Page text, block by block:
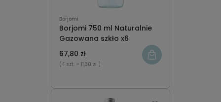
Borjomi
Borjomi 750 ml Naturalnie
Gazowana szkło x6
67,80 zł
( 1 szt. = 11,30 zł )